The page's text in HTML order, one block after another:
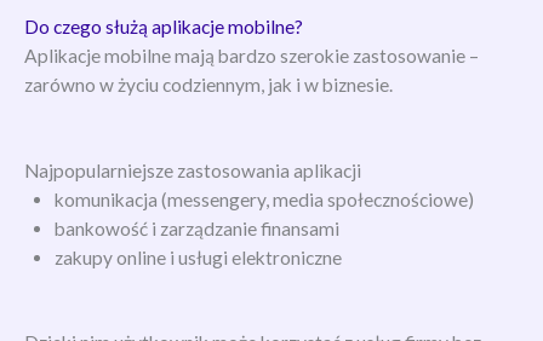
Do czego służą aplikacje mobilne?
Aplikacje mobilne mają bardzo szerokie zastosowanie –
zarówno w życiu codziennym, jak i w biznesie.
Najpopularniejsze zastosowania aplikacji
komunikacja (messengery, media społecznościowe)
bankowość i zarządzanie finansami
zakupy online i usługi elektroniczne